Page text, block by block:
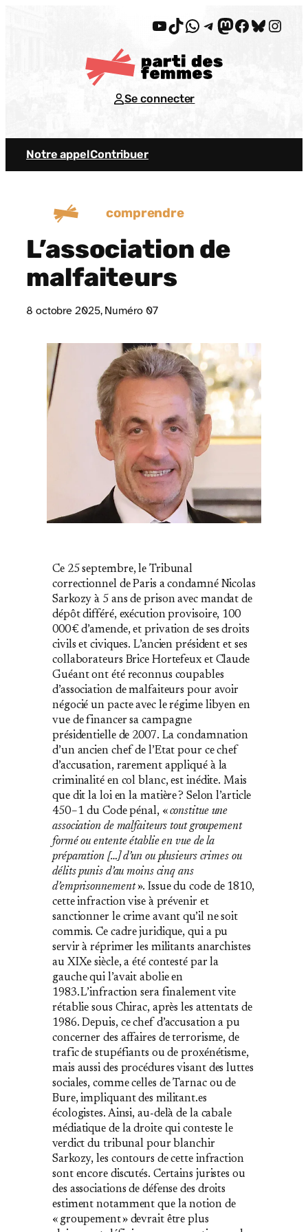
YouTube
TikTok
WhatsApp
Telegram
Mastodon
Facebook
Bluesky
Se connecter
Notre appelContribuer
comprendre
L’association de
malfaiteurs
8 octobre 2025, Numéro 07
Ce 25 septembre, le Tribunal
correctionnel de Paris a condamné Nicolas
Sarkozy à 5 ans de prison avec mandat de
dépôt différé, exécution provisoire, 100
000 € d’amende, et privation de ses droits
civils et civiques. L’ancien président et ses
collaborateurs Brice Hortefeux et Claude
Guéant ont été reconnus coupables
d’association de malfaiteurs pour avoir
négocié un pacte avec le régime libyen en
vue de financer sa campagne
présidentielle de 2007. La condamnation
d’un ancien chef de l’Etat pour ce chef
d’accusation, rarement appliqué à la
criminalité en col blanc, est inédite. Mais
que dit la loi en la matière ? Selon l’article
450 – 1 du Code pénal, «constitue une
association de malfaiteurs tout groupement
formé ou entente établie en vue de la
préparation […] d’un ou plusieurs crimes ou
délits punis d’au moins cinq ans
d’emprisonnement». Issue du code de 1810,
cette infraction vise à prévenir et
sanctionner le crime avant qu’il ne soit
commis. Ce cadre juridique, qui a pu
servir à réprimer les militants anarchistes
au XIXe siècle, a été contesté par la
gauche qui l’avait abolie en
1983. L’infraction sera finalement vite
rétablie sous Chirac, après les attentats de
1986. Depuis, ce chef d’accusation a pu
concerner des affaires de terrorisme, de
trafic de stupéfiants ou de proxénétisme,
mais aussi des procédures visant des luttes
sociales, comme celles de Tarnac ou de
Bure, impliquant des militant​.es
écologistes. Ainsi, au‐delà de la cabale
médiatique de la droite qui conteste le
verdict du tribunal pour blanchir
Sarkozy, les contours de cette infraction
sont encore discutés. Certains juristes ou
des associations de défense des droits
estiment notamment que la notion de
« groupement » devrait être plus